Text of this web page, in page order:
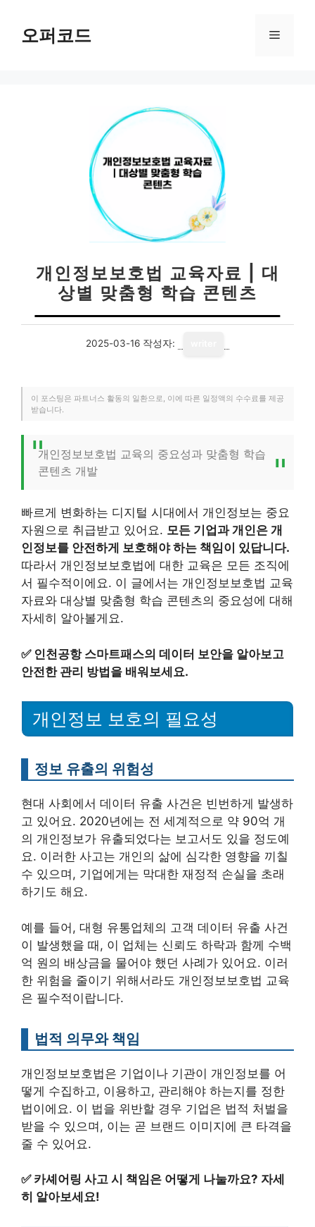
오퍼코드 메
개인정보보호법 교육자료 | 대
상별 맞춤형 학습 콘텐츠
2025-03-16 작성자:
이 포스팅은 파트너스 활동의 일환으로, 이에 따른 일정액의 수수료를 제공
받습니다.
개인정보보호법 교육의 중요성과 맞춤형 학습
콘텐츠 개발
빠르게 변화하는 디지털 시대에서 개인정보는 중요
자원으로 취급받고 있어요. 모든 기업과 개인은 개
인정보를 안전하게 보호해야 하는 책임이 있답니다.
따라서 개인정보보호법에 대한 교육은 모든 조직에
서 필수적이에요. 이 글에서는 개인정보보호법 교육
자료와 대상별 맞춤형 학습 콘텐츠의 중요성에 대해
자세히 알아볼게요.
✅ 인천공항 스마트패스의 데이터 보안을 알아보고
안전한 관리 방법을 배워보세요.
개인정보 보호의 필요성
정보 유출의 위험성
현대 사회에서 데이터 유출 사건은 빈번하게 발생하
고 있어요. 2020년에는 전 세계적으로 약 90억 개
의 개인정보가 유출되었다는 보고서도 있을 정도예
요. 이러한 사고는 개인의 삶에 심각한 영향을 끼칠
수 있으며, 기업에게는 막대한 재정적 손실을 초래
하기도 해요.
예를 들어, 대형 유통업체의 고객 데이터 유출 사건
이 발생했을 때, 이 업체는 신뢰도 하락과 함께 수백
억 원의 배상금을 물어야 했던 사례가 있어요. 이러
한 위험을 줄이기 위해서라도 개인정보보호법 교육
은 필수적이랍니다.
법적 의무와 책임
개인정보보호법은 기업이나 기관이 개인정보를 어
떻게 수집하고, 이용하고, 관리해야 하는지를 정한
법이에요. 이 법을 위반할 경우 기업은 법적 처벌을
받을 수 있으며, 이는 곧 브랜드 이미지에 큰 타격을
줄 수 있어요.
✅ 카셰어링 사고 시 책임은 어떻게 나눌까요? 자세
히 알아보세요!